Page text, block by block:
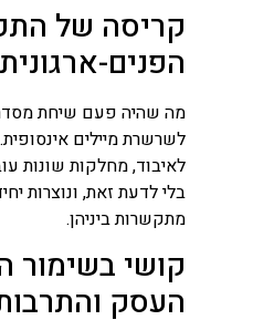
קריסה של
הפנים-ארגונית
מה שהיה פעם שיחת
לשרשרת מיילים
לאיבוד, מחלקות שונות
בלי לדעת זאת, ונוצרות
מתקשרות ביניהן.
העסק